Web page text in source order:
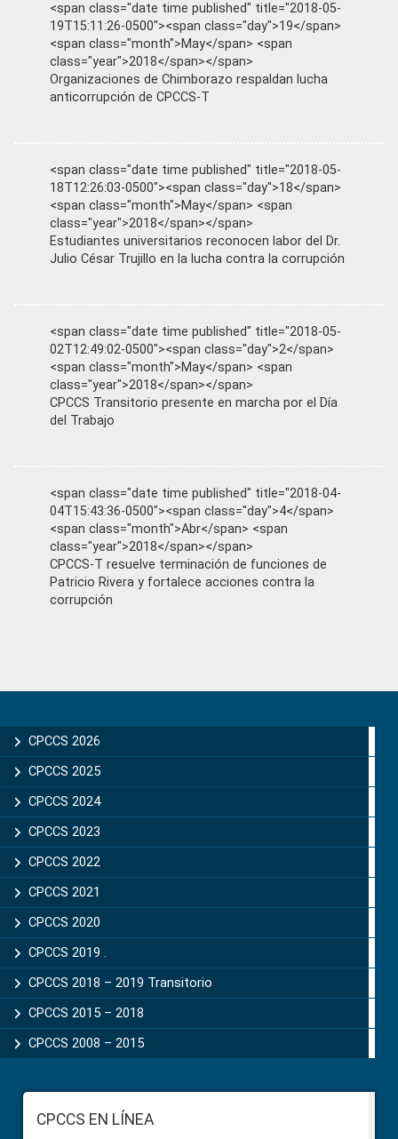
<span class="date time published" title="2018-05-
19T15:11:26-0500"><span class="day">19</span>
<span class="month">May</span> <span
class="year">2018</span></span>
Organizaciones de Chimborazo respaldan lucha
anticorrupción de CPCCS-T
<span class="date time published" title="2018-05-
18T12:26:03-0500"><span class="day">18</span>
<span class="month">May</span> <span
class="year">2018</span></span>
Estudiantes universitarios reconocen labor del Dr.
Julio César Trujillo en la lucha contra la corrupción
<span class="date time published" title="2018-05-
02T12:49:02-0500"><span class="day">2</span>
<span class="month">May</span> <span
class="year">2018</span></span>
CPCCS Transitorio presente en marcha por el Día
del Trabajo
<span class="date time published" title="2018-04-
04T15:43:36-0500"><span class="day">4</span>
<span class="month">Abr</span> <span
class="year">2018</span></span>
CPCCS-T resuelve terminación de funciones de
Patricio Rivera y fortalece acciones contra la
corrupción
Sidebar
CPCCS 2026
CPCCS 2025
CPCCS 2024
CPCCS 2023
CPCCS 2022
CPCCS 2021
CPCCS 2020
CPCCS 2019 .
CPCCS 2018 – 2019 Transitorio
CPCCS 2015 – 2018
CPCCS 2008 – 2015
FooterCPCCS EN LÍNEA